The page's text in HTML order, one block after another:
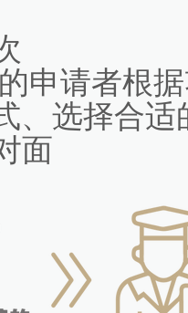
申请者根
、选择合适
面